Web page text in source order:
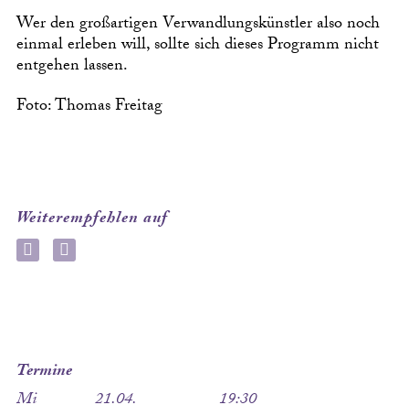
Wer den großartigen Verwandlungskünstler also noch
einmal erleben will, sollte sich dieses Programm nicht
entgehen lassen.
Foto: Thomas Freitag
Weiterempfehlen auf
Termine